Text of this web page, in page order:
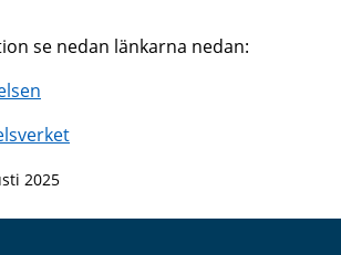
se nedan länkarna nedan:
2025